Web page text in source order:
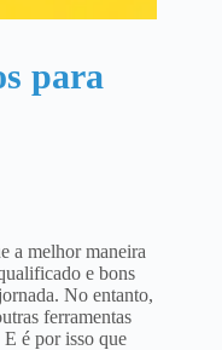
para
a melhor maneira
e bons
No entanto,
ferramentas
é por isso que